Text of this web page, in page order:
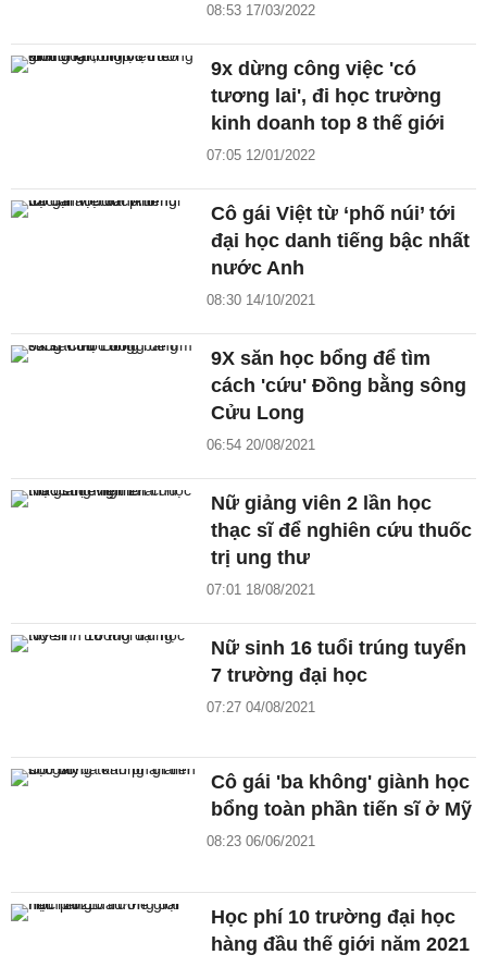
08:53 17/03/2022
9x dừng công việc 'có
tương lai', đi học trường
kinh doanh top 8 thế giới
07:05 12/01/2022
Cô gái Việt từ ‘phố núi’ tới
đại học danh tiếng bậc nhất
nước Anh
08:30 14/10/2021
9X săn học bổng để tìm
cách 'cứu' Đồng bằng sông
Cửu Long
06:54 20/08/2021
Nữ giảng viên 2 lần học
thạc sĩ để nghiên cứu thuốc
trị ung thư
07:01 18/08/2021
Nữ sinh 16 tuổi trúng tuyển
7 trường đại học
07:27 04/08/2021
Cô gái 'ba không' giành học
bổng toàn phần tiến sĩ ở Mỹ
08:23 06/06/2021
Học phí 10 trường đại học
hàng đầu thế giới năm 2021